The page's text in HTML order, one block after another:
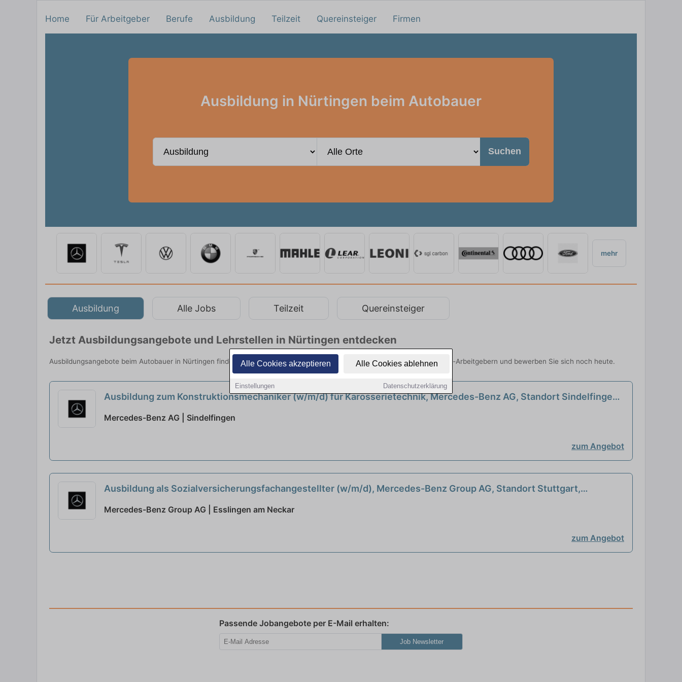
Alle Cookies akzeptieren Alle Cookies ablehnen
Einstellungen Datenschutzerklärung
Home Für Arbeitgeber Berufe Ausbildung Teilzeit Quereinsteiger Firmen
Ausbildung in Nürtingen beim Autobauer
Suchen
mehr
Ausbildung Alle Jobs Teilzeit Quereinsteiger
Jetzt Ausbildungsangebote und Lehrstellen in Nürtingen entdecken
Ausbildungsangebote beim Autobauer in Nürtingen finden Sie von namhaften Firmen. Entdecken Sie freie Optionen von Top-Arbeitgebern und bewerben Sie sich noch heute.
Ausbildung zum Konstruktionsmechaniker (w/m/d) für Karosserietechnik, Mercedes-Benz AG, Standort Sindelfingen,
Ausbildungsbeginn 13.09.2027
Mercedes-Benz AG | Sindelfingen
zum Angebot
Ausbildung als Sozialversicherungsfachangestellter (w/m/d), Mercedes-Benz Group AG, Standort Stuttgart,
Ausbildungsbeginn 01.09.2027
Mercedes-Benz Group AG | Esslingen am Neckar
zum Angebot
Passende Jobangebote per E-Mail erhalten:
Job Newsletter